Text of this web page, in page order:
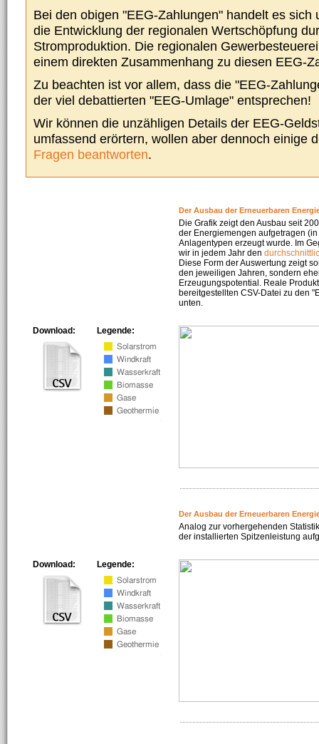
Bei den obigen "EEG-Zahlungen" handelt es sich
die Entwicklung der regionalen Wertschöpfung
Stromproduktion. Die regionalen
einem direkten Zusammenhang zu diesen EEG-
Zu beachten ist vor allem, dass die "EEG-
der viel debattierten "EEG-Umlage" entsprechen!
Wir können die unzähligen Details der EEG-
umfassend erörtern, wollen aber dennoch einige
Fragen beantworten.
Der Ausbau der Erneuerbaren
Die Grafik zeigt den Ausbau seit
der Energiemengen aufgetragen
Anlagentypen erzeugt wurde. Im
wir in jedem Jahr den
Diese Form der Auswertung zeigt
den jeweiligen Jahren, sondern
Erzeugungspotential. Reale
bereitgestellten CSV-Datei zu den
unten.
Legende:
Download:
Der Ausbau der Erneuerbaren
Analog zur vorhergehenden
der installierten Spitzenleistung
Legende:
Download: